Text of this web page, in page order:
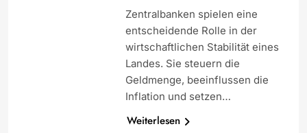
Zentralbanken spielen eine
entscheidende Rolle in der
wirtschaftlichen Stabilität eines
Landes. Sie steuern die
Geldmenge, beeinflussen die
Inflation und setzen…
Weiterlesen